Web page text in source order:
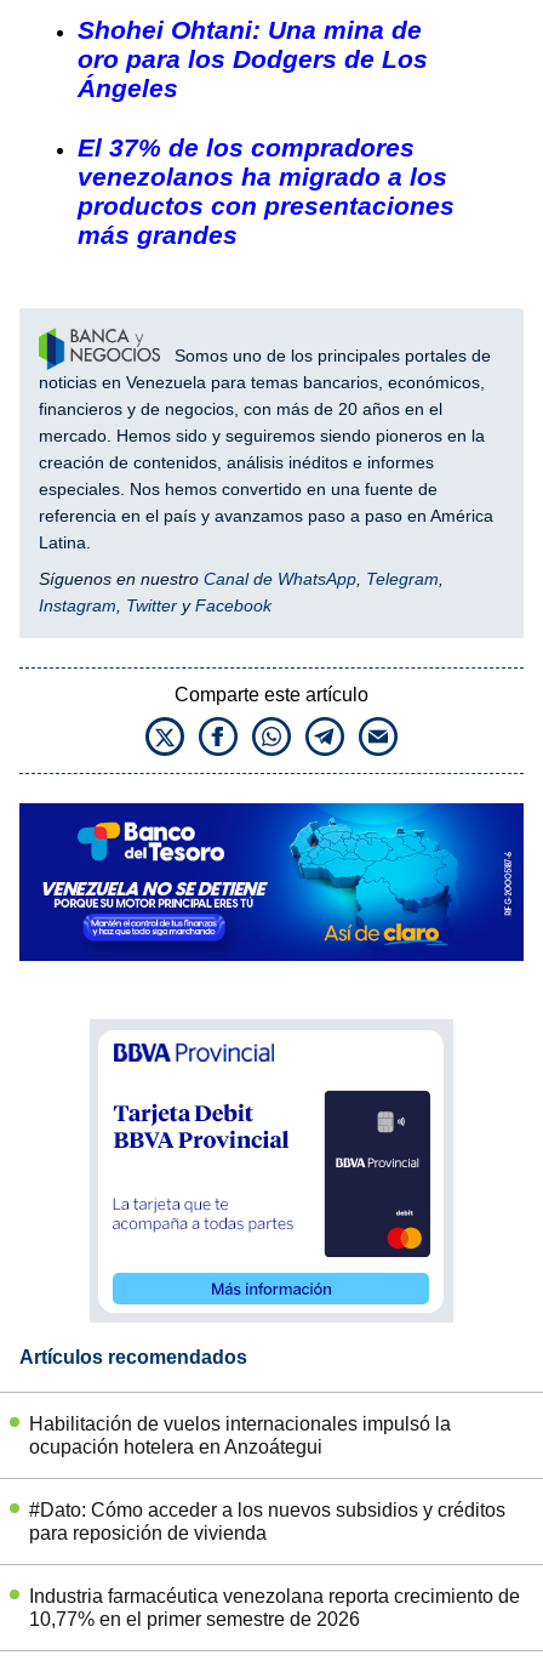
Shohei Ohtani: Una mina de
oro para los Dodgers de Los
Ángeles
El 37% de los compradores
venezolanos ha migrado a los
productos con presentaciones
más grandes
Somos uno de los principales portales de
noticias en Venezuela para temas bancarios, económicos,
financieros y de negocios, con más de 20 años en el
mercado. Hemos sido y seguiremos siendo pioneros en la
creación de contenidos, análisis inéditos e informes
especiales. Nos hemos convertido en una fuente de
referencia en el país y avanzamos paso a paso en América
Latina.
Síguenos en nuestro Canal de WhatsApp, Telegram,
Instagram, Twitter yFacebook
Comparte este artículo
Artículos recomendados
Habilitación de vuelos internacionales impulsó la
ocupación hotelera en Anzoátegui
#Dato: Cómo acceder a los nuevos subsidios y créditos
para reposición de vivienda
Industria farmacéutica venezolana reporta crecimiento de
10,77% en el primer semestre de 2026